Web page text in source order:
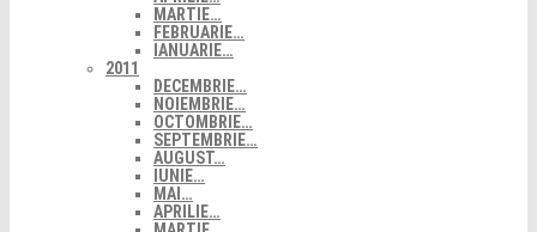
MARTIE…
FEBRUARIE…
IANUARIE…
2011
DECEMBRIE…
NOIEMBRIE…
OCTOMBRIE…
SEPTEMBRIE…
AUGUST…
IUNIE…
MAI…
APRILIE…